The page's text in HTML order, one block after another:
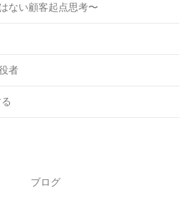
ない顧客起点思考〜
者
ブログ